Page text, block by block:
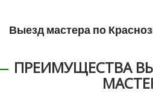
Выезд мастера по
ПРЕИМУЩЕСТВА